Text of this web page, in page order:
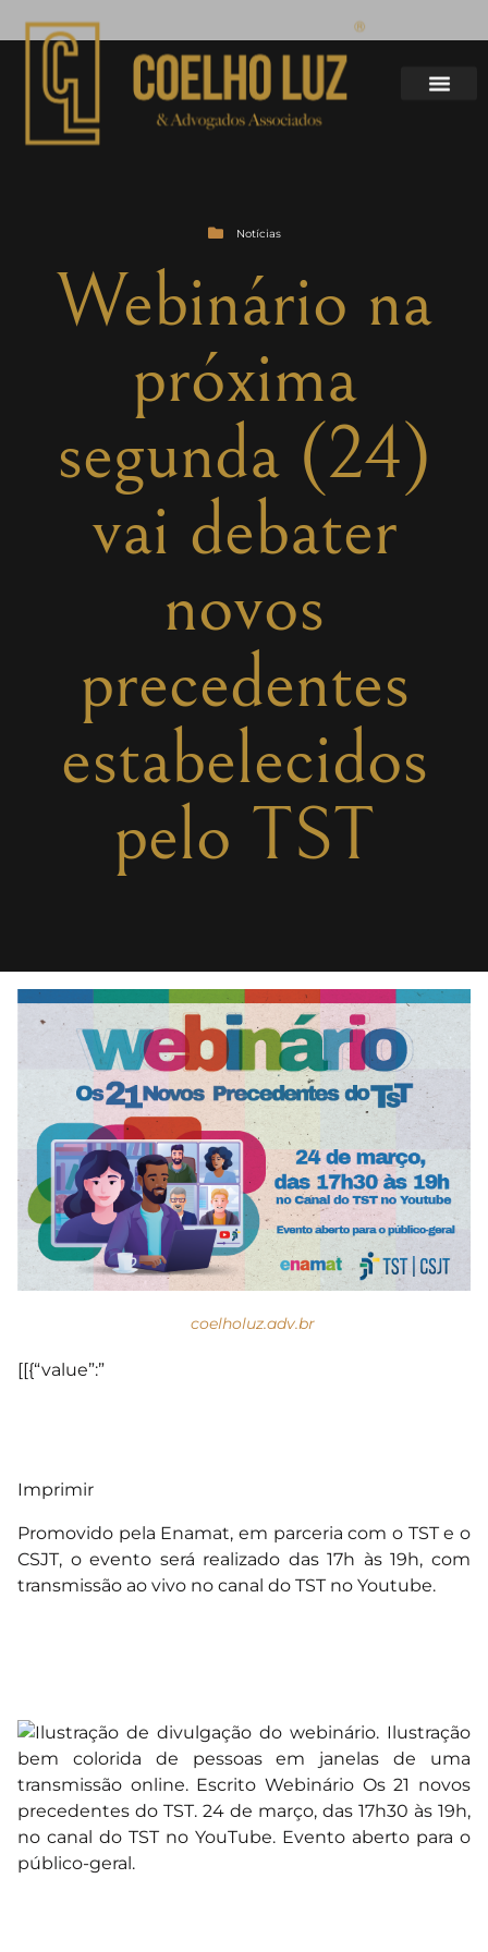
Notícias
Webinário na
próxima
segunda (24)
vai debater
novos
precedentes
estabelecidos
pelo TST
coelholuz.adv.br
[[{“value”:”
Imprimir
Promovido pela Enamat, em parceria com o TST e o
CSJT, o evento será realizado das 17h às 19h, com
transmissão ao vivo no canal do TST no Youtube.